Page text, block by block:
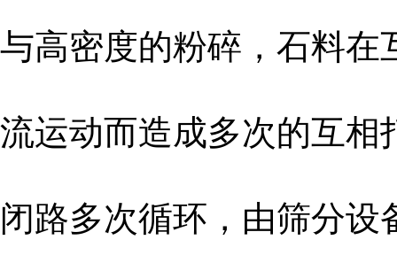
与高密度的粉碎，石料在
流运动而造成多次的互相
闭路多次循环，由筛分